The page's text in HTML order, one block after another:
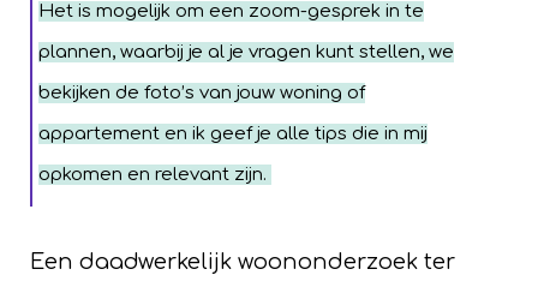
Het is mogelijk om een zoom-gesprek in te
plannen, waarbij je al je vragen kunt stellen, we
bekijken de foto’s van jouw woning of
appartement en ik geef je alle tips die in mij
opkomen en relevant zijn.
Een daadwerkelijk woononderzoek ter